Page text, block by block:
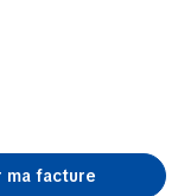
ma facture